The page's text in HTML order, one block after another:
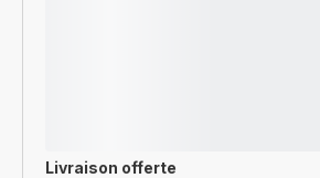
Livraison offerte